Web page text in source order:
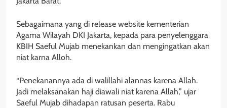
Sebagaimana yang di release website kementerian
Agama Wilayah DKI Jakarta, kepada para penyelenggara
KBIH Saeful Mujab menekankan dan mengingatkan akan
niat karna Alloh.
“Penekanannya ada di walillahi alannas karena Allah.
Jadi melaksanakan haji diawali niat karena Allah,” ujar
Saeful Mujab dihadapan ratusan peserta. Rabu